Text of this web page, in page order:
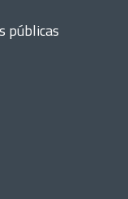
públicas